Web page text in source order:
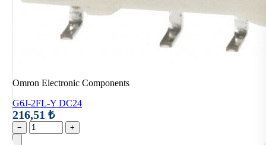
Omron Electronic Components
G6J-2FL-Y DC24
216,51 ₺
− +